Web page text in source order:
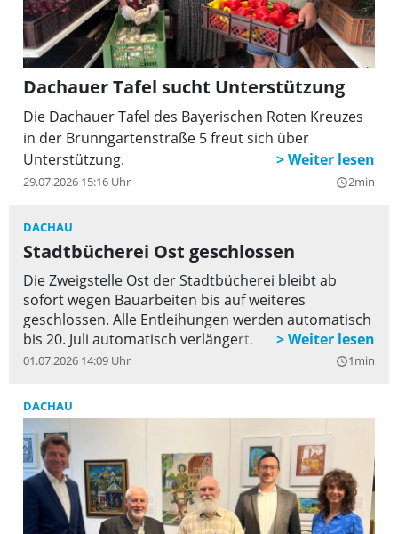
Dachauer Tafel sucht Unterstützung
Die Dachauer Tafel des Bayerischen Roten Kreuzes
in der Brunngartenstraße 5 freut sich über
Unterstützung.
29.07.2026 15:16 Uhr query_builder2min
DACHAU
Stadtbücherei Ost geschlossen
Die Zweigstelle Ost der Stadtbücherei bleibt ab
sofort wegen Bauarbeiten bis auf weiteres
geschlossen. Alle Entleihungen werden automatisch
bis 20. Juli automatisch verlängert.
01.07.2026 14:09 Uhr query_builder1min
DACHAU